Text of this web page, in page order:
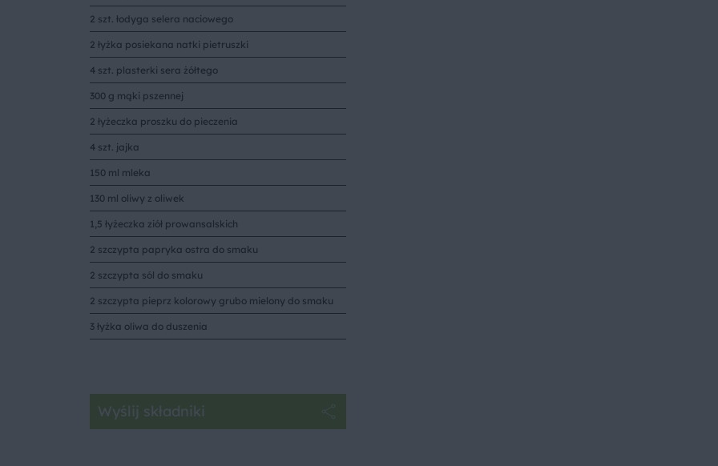
2 szt. łodyga selera naciowego
2 łyżka posiekana natki pietruszki
4 szt. plasterki sera żółtego
300 g mąki pszennej
2 łyżeczka proszku do pieczenia
4 szt. jajka
150 ml mleka
130 ml oliwy z oliwek
1,5 łyżeczka ziół prowansalskich
2 szczypta papryka ostra do smaku
2 szczypta sól do smaku
2 szczypta pieprz kolorowy grubo mielony do smaku
3 łyżka oliwa do duszenia
Wyślij składniki